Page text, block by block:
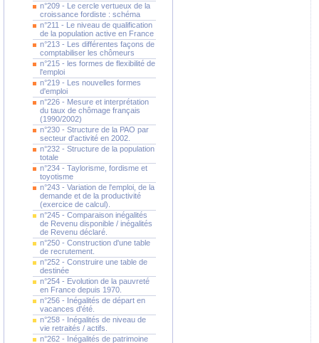
n°209 - Le cercle vertueux de la
croissance fordiste : schéma
n°211 - Le niveau de qualification
de la population active en France
n°213 - Les différentes façons de
comptabiliser les chômeurs
n°215 - les formes de flexibilité de
l'emploi
n°219 - Les nouvelles formes
d'emploi
n°226 - Mesure et interprétation
du taux de chômage français
(1990/2002)
n°230 - Structure de la PAO par
secteur d'activité en 2002.
n°232 - Structure de la population
totale
n°234 - Taylorisme, fordisme et
toyotisme
n°243 - Variation de l'emploi, de la
demande et de la productivité
(exercice de calcul).
n°245 - Comparaison inégalités
de Revenu disponible / inégalités
de Revenu déclaré.
n°250 - Construction d'une table
de recrutement.
n°252 - Construire une table de
destinée
n°254 - Evolution de la pauvreté
en France depuis 1970.
n°256 - Inégalités de départ en
vacances d'été.
n°258 - Inégalités de niveau de
vie retraités / actifs.
n°262 - Inégalités de patrimoine